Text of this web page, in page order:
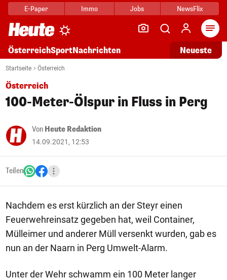
E-Paper Immo Jobs NewsFlix
ÖsterreichSportNachrichten Neueste
Startseite Österreich
Österreich
100-Meter-Ölspur in Fluss in Perg
Von Heute Redaktion
14.09.2021, 12:53
Teilen
Nachdem es erst kürzlich an der Steyr einen
Feuerwehreinsatz gegeben hat, weil Container,
Mülleimer und anderer Müll versenkt wurden, gab es
nun an der Naarn in Perg Umwelt-Alarm.
Unter der Wehr schwamm ein 100 Meter langer